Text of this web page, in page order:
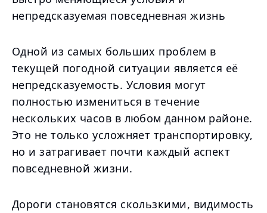
непредсказуемая повседневная жизнь
Одной из самых больших проблем в
текущей погодной ситуации является её
непредсказуемость. Условия могут
полностью измениться в течение
нескольких часов в любом данном районе.
Это не только усложняет транспортировку,
но и затрагивает почти каждый аспект
повседневной жизни.
Дороги становятся скользкими, видимость